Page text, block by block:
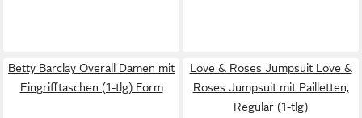
Betty Barclay Overall Damen mit
Eingrifftaschen (1-tlg) Form
Love & Roses Jumpsuit Love &
Roses Jumpsuit mit Pailletten,
Regular (1-tlg)